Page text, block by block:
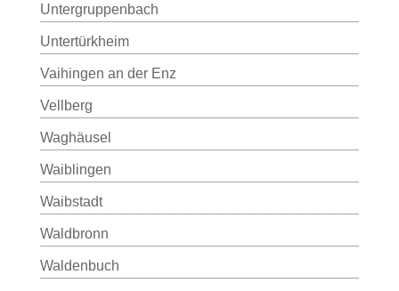
Untergruppenbach
Untertürkheim
Vaihingen an der Enz
Vellberg
Waghäusel
Waiblingen
Waibstadt
Waldbronn
Waldenbuch